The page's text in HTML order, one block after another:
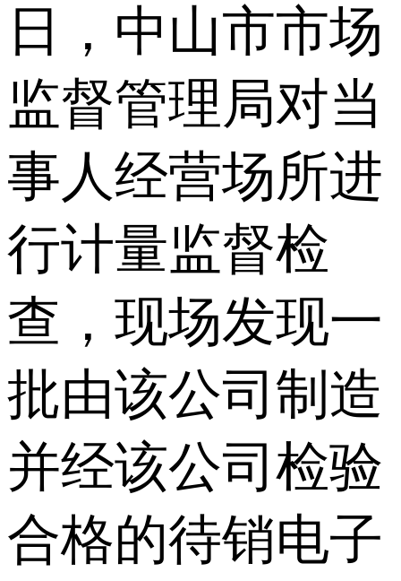
日，中山市市场
监督管理局对当
事人经营场所进
行计量监督检
查，现场发现一
批由该公司制造
并经该公司检验
合格的待销电子